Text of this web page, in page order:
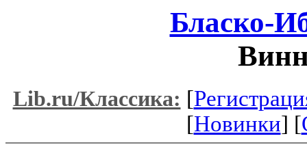
Бласко-
Lib.ru/Классика: [
[Новинки] [